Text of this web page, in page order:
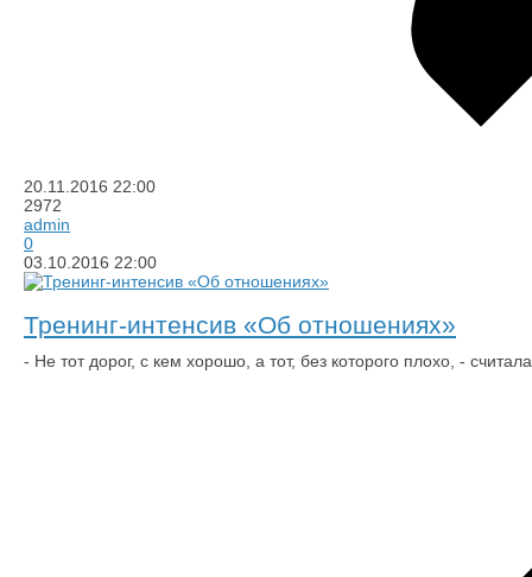
20.11.2016 22:00
2972
admin
0
03.10.2016 22:00
Тренинг-интенсив «Об отношениях»
​- Не тот дорог, с кем хорошо, а тот, без которого плохо, -